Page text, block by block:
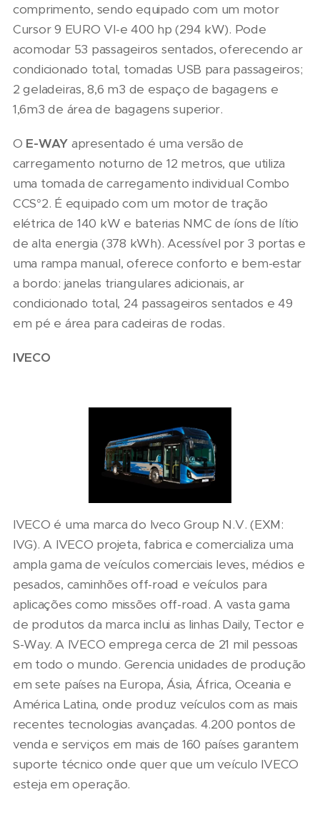
comprimento, sendo equipado com um motor
Cursor 9 EURO VI-e 400 hp (294 kW). Pode
acomodar 53 passageiros sentados, oferecendo ar
condicionado total, tomadas USB para passageiros;
2 geladeiras, 8,6 m3 de espaço de bagagens e
1,6m3 de área de bagagens superior.
O E-WAY apresentado é uma versão de
carregamento noturno de 12 metros, que utiliza
uma tomada de carregamento individual Combo
CCS°2. É equipado com um motor de tração
elétrica de 140 kW e baterias NMC de íons de lítio
de alta energia (378 kWh). Acessível por 3 portas e
uma rampa manual, oferece conforto e bem-estar
a bordo: janelas triangulares adicionais, ar
condicionado total, 24 passageiros sentados e 49
em pé e área para cadeiras de rodas.
IVECO
IVECO é uma marca do Iveco Group N.V. (EXM:
IVG). A IVECO projeta, fabrica e comercializa uma
ampla gama de veículos comerciais leves, médios e
pesados, caminhões off-road e veículos para
aplicações como missões off-road. A vasta gama
de produtos da marca inclui as linhas Daily, Tector e
S-Way. A IVECO emprega cerca de 21 mil pessoas
em todo o mundo. Gerencia unidades de produção
em sete países na Europa, Ásia, África, Oceania e
América Latina, onde produz veículos com as mais
recentes tecnologias avançadas. 4.200 pontos de
venda e serviços em mais de 160 países garantem
suporte técnico onde quer que um veículo IVECO
esteja em operação.